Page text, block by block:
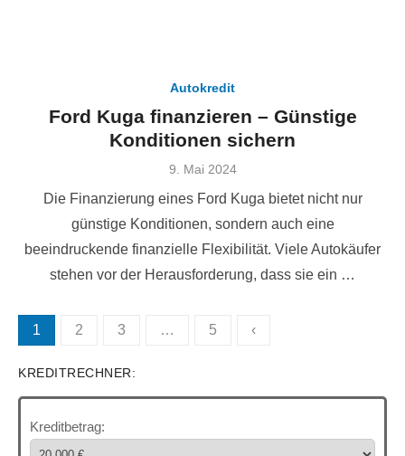
Autokredit
Ford Kuga finanzieren – Günstige
Konditionen sichern
Veröffentlicht
9. Mai 2024
Die Finanzierung eines Ford Kuga bietet nicht nur
günstige Konditionen, sondern auch eine
beeindruckende finanzielle Flexibilität. Viele Autokäufer
stehen vor der Herausforderung, dass sie ein …
Seitennummerierung
Beiträge
1 2 3 … 5 ‹
KREDITRECHNER:
Kreditbetrag: